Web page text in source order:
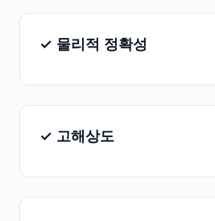
✓ 물리적 정확성
✓ 고해상도